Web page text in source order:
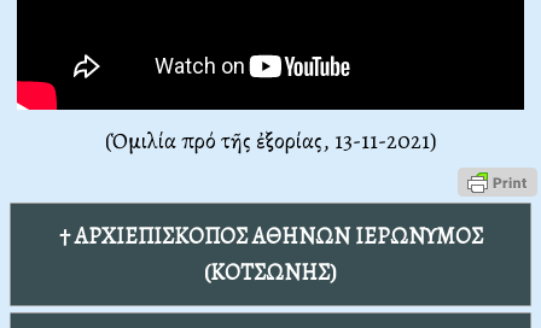
(Ὁμιλία πρό τῆς ἐξορίας, 13-11-2021)
† ΑΡΧΙΕΠΙΣΚΟΠΟΣ ΑΘΗΝΩΝ ΙΕΡΩΝΥΜΟΣ
(ΚΟΤΣΩΝΗΣ)